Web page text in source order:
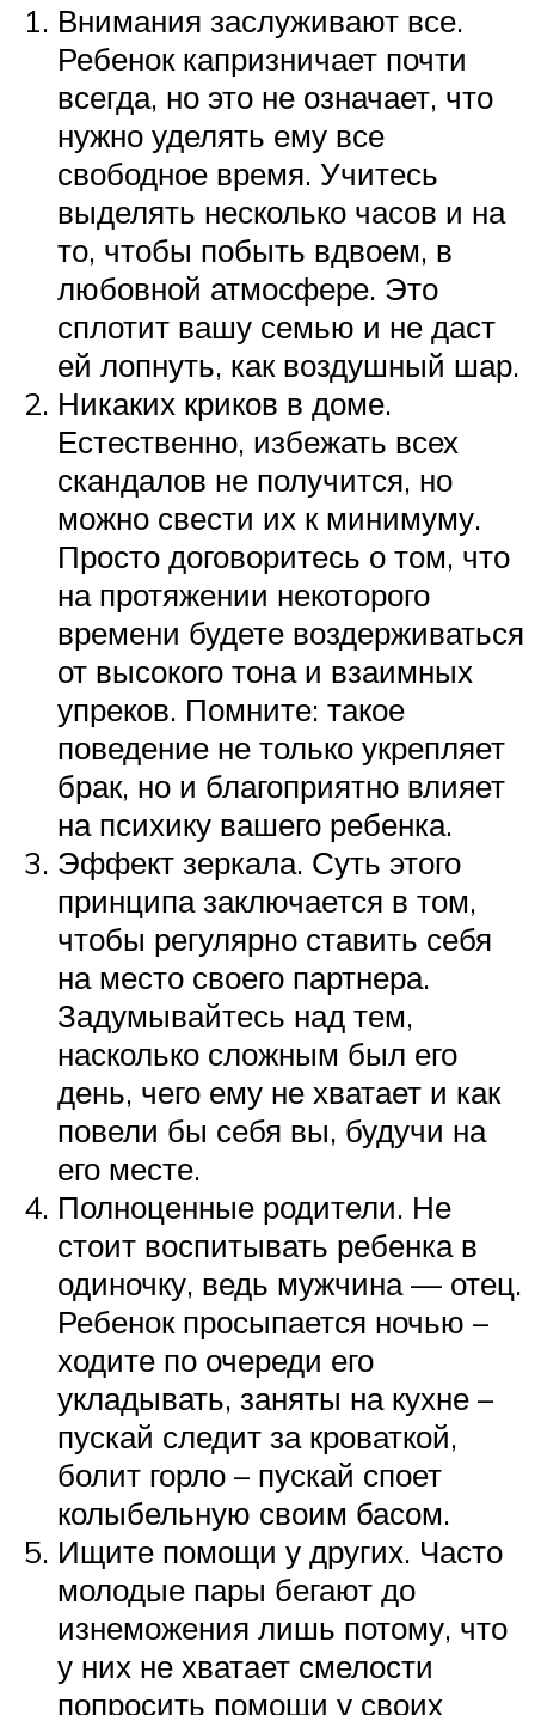
Внимания заслуживают все.
Ребенок капризничает почти
всегда, но это не означает, что
нужно уделять ему все
свободное время. Учитесь
выделять несколько часов и на
то, чтобы побыть вдвоем, в
любовной атмосфере. Это
сплотит вашу семью и не даст
ей лопнуть, как воздушный шар.
Никаких криков в доме.
Естественно, избежать всех
скандалов не получится, но
можно свести их к минимуму.
Просто договоритесь о том, что
на протяжении некоторого
времени будете воздерживаться
от высокого тона и взаимных
упреков. Помните: такое
поведение не только укрепляет
брак, но и благоприятно влияет
на психику вашего ребенка.
Эффект зеркала. Суть этого
принципа заключается в том,
чтобы регулярно ставить себя
на место своего партнера.
Задумывайтесь над тем,
насколько сложным был его
день, чего ему не хватает и как
повели бы себя вы, будучи на
его месте.
Полноценные родители. Не
стоит воспитывать ребенка в
одиночку, ведь мужчина — отец.
Ребенок просыпается ночью –
ходите по очереди его
укладывать, заняты на кухне –
пускай следит за кроваткой,
болит горло – пускай споет
колыбельную своим басом.
Ищите помощи у других. Часто
молодые пары бегают до
изнеможения лишь потому, что
у них не хватает смелости
попросить помощи у своих